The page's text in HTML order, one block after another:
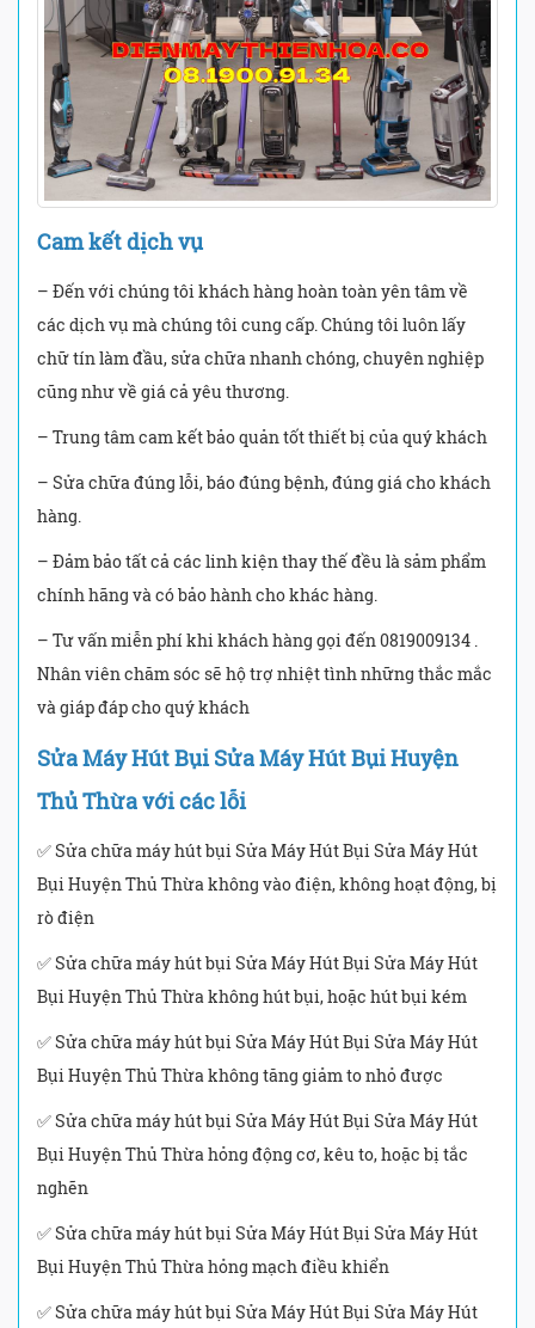
Cam kết dịch vụ
– Đến với chúng tôi khách hàng hoàn toàn yên tâm về
các dịch vụ mà chúng tôi cung cấp. Chúng tôi luôn lấy
chữ tín làm đầu, sửa chữa nhanh chóng, chuyên nghiệp
cũng như về giá cả yêu thương.
– Trung tâm cam kết bảo quản tốt thiết bị của quý khách
– Sửa chữa đúng lỗi, báo đúng bệnh, đúng giá cho khách
hàng.
– Đảm bảo tất cả các linh kiện thay thế đều là sảm phẩm
chính hãng và có bảo hành cho khác hàng.
– Tư vấn miễn phí khi khách hàng gọi đến 0819009134 .
Nhân viên chăm sóc sẽ hộ trợ nhiệt tình những thắc mắc
và giáp đáp cho quý khách
Sửa Máy Hút Bụi Sửa Máy Hút Bụi Huyện
Thủ Thừa với các lỗi
✅ Sửa chữa máy hút bụi Sửa Máy Hút Bụi Sửa Máy Hút
Bụi Huyện Thủ Thừa không vào điện, không hoạt động, bị
rò điện
✅ Sửa chữa máy hút bụi Sửa Máy Hút Bụi Sửa Máy Hút
Bụi Huyện Thủ Thừa không hút bụi, hoặc hút bụi kém
✅ Sửa chữa máy hút bụi Sửa Máy Hút Bụi Sửa Máy Hút
Bụi Huyện Thủ Thừa không tăng giảm to nhỏ được
✅ Sửa chữa máy hút bụi Sửa Máy Hút Bụi Sửa Máy Hút
Bụi Huyện Thủ Thừa hỏng động cơ, kêu to, hoặc bị tắc
nghẽn
✅ Sửa chữa máy hút bụi Sửa Máy Hút Bụi Sửa Máy Hút
Bụi Huyện Thủ Thừa hỏng mạch điều khiển
✅ Sửa chữa máy hút bụi Sửa Máy Hút Bụi Sửa Máy Hút